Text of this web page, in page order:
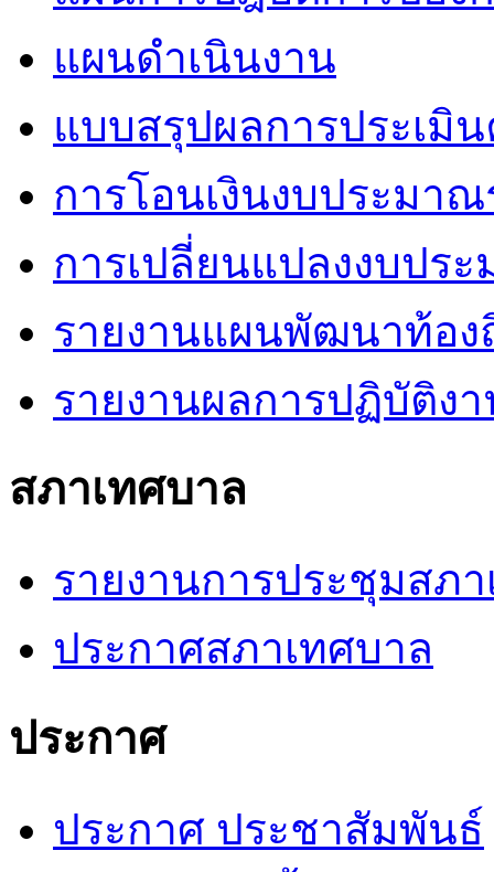
แผนดำเนินงาน
แบบสรุปผลการประเมิ
การโอนเงินงบประมา
การเปลี่ยนแปลงงบปร
รายงานแผนพัฒนาท้อง
รายงานผลการปฏิบัติง
สภาเทศบาล
รายงานการประชุมสภ
ประกาศสภาเทศบาล
ประกาศ
ประกาศ ประชาสัมพันธ์